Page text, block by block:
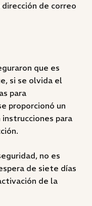
de correo
que es
si se olvida el
para
proporcionó un
para
no es
de siete días
de la